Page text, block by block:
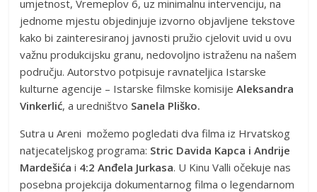
umjetnost, Vremeplov 6, uz minimalnu intervenciju, na
jednome mjestu objedinjuje izvorno objavljene tekstove
kako bi zainteresiranoj javnosti pružio cjelovit uvid u ovu
važnu produkcijsku granu, nedovoljno istraženu na našem
području. Autorstvo potpisuje ravnateljica Istarske
kulturne agencije – Istarske filmske komisijeAleksandra
Vinkerlić, a uredništvo Sanela Pliško.
Sutra u Areni možemo pogledati dva filma iz Hrvatskog
natjecateljskog programa: Stric Davida Kapca i Andrije
Mardešića i 4:2 Anđela Jurkasa. U Kinu Valli očekuje nas
posebna projekcija dokumentarnog filma o legendarnom